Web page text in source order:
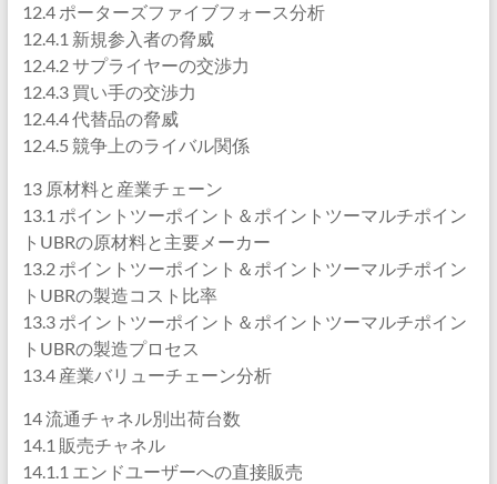
12.4 ポーターズファイブフォース分析
12.4.1 新規参入者の脅威
12.4.2 サプライヤーの交渉力
12.4.3 買い手の交渉力
12.4.4 代替品の脅威
12.4.5 競争上のライバル関係
13 原材料と産業チェーン
13.1 ポイントツーポイント＆ポイントツーマルチポイン
トUBRの原材料と主要メーカー
13.2 ポイントツーポイント＆ポイントツーマルチポイン
トUBRの製造コスト比率
13.3 ポイントツーポイント＆ポイントツーマルチポイン
トUBRの製造プロセス
13.4 産業バリューチェーン分析
14 流通チャネル別出荷台数
14.1 販売チャネル
14.1.1 エンドユーザーへの直接販売